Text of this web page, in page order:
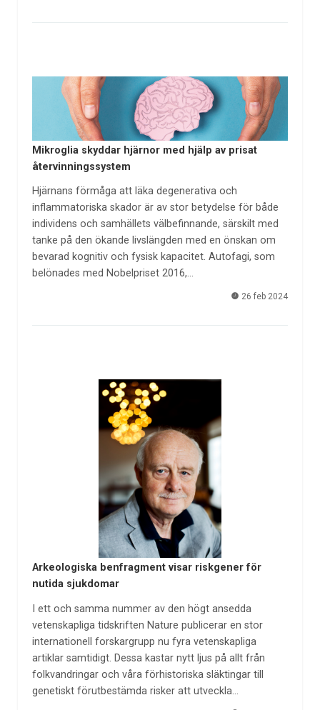
Mikroglia skyddar hjärnor med hjälp av prisat
återvinningssystem
Hjärnans förmåga att läka degenerativa och
inflammatoriska skador är av stor betydelse för både
individens och samhällets välbefinnande, särskilt med
tanke på den ökande livslängden med en önskan om
bevarad kognitiv och fysisk kapacitet. Autofagi, som
belönades med Nobelpriset 2016,…
26 feb 2024
Arkeologiska benfragment visar riskgener för
nutida sjukdomar
I ett och samma nummer av den högt ansedda
vetenskapliga tidskriften Nature publicerar en stor
internationell forskargrupp nu fyra vetenskapliga
artiklar samtidigt. Dessa kastar nytt ljus på allt från
folkvandringar och våra förhistoriska släktingar till
genetiskt förutbestämda risker att utveckla…